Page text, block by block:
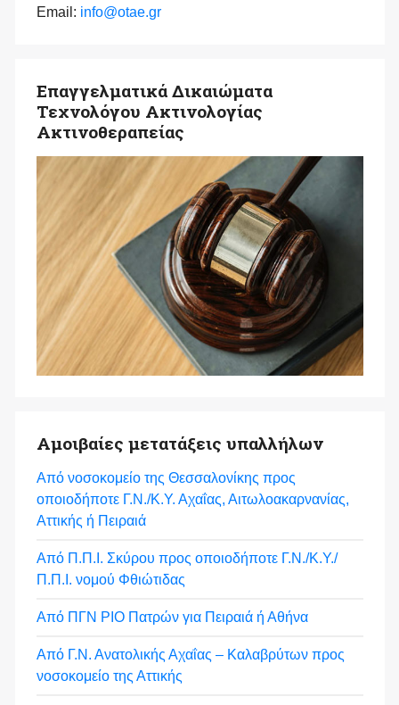
Email: info@otae.gr
Επαγγελματικά Δικαιώματα
Τεχνολόγου Ακτινολογίας
Ακτινοθεραπείας
Αμοιβαίες μετατάξεις υπαλλήλων
Από νοσοκομείο της Θεσσαλονίκης προς
οποιοδήποτε Γ.Ν./Κ.Υ. Αχαΐας, Αιτωλοακαρνανίας,
Αττικής ή Πειραιά
Από Π.Π.Ι. Σκύρου προς οποιοδήποτε Γ.Ν./Κ.Υ./
Π.Π.Ι. νομού Φθιώτιδας
Από ΠΓΝ ΡΙΟ Πατρών για Πειραιά ή Αθήνα
Από Γ.Ν. Ανατολικής Αχαΐας – Καλαβρύτων προς
νοσοκομείο της Αττικής